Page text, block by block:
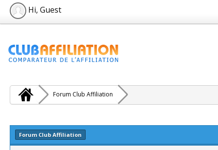
Hi, Guest
Forum Club Affiliation
Forum Club Affiliation